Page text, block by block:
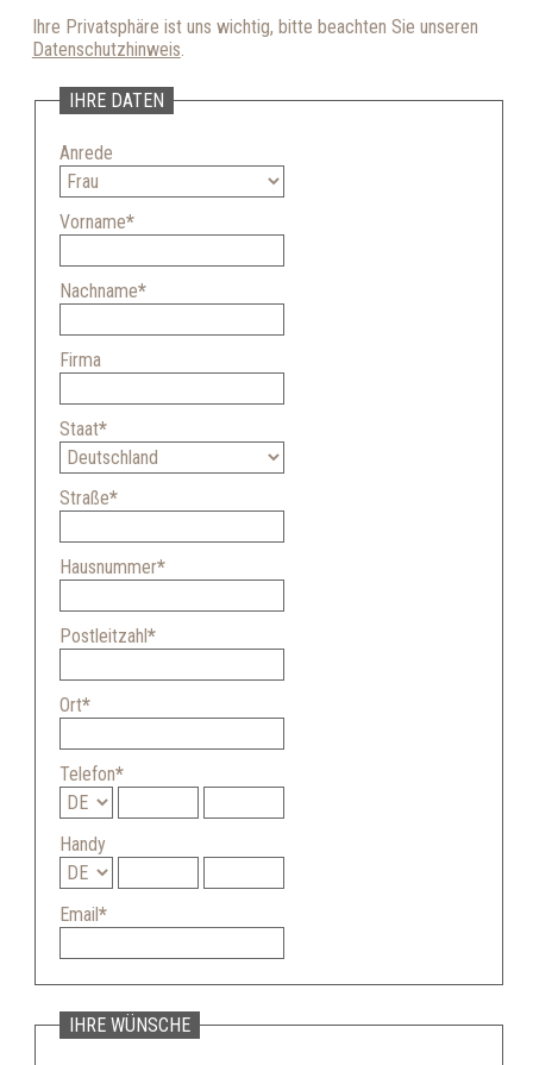
Ihre Privatsphäre ist uns wichtig, bitte beachten Sie unseren
Datenschutzhinweis.
IHRE DATEN
Anrede
Vorname*
Nachname*
Firma
Staat*
Straße*
Hausnummer*
Postleitzahl *
Ort*
Telefon*
Handy
Email *
IHRE WÜNSCHE